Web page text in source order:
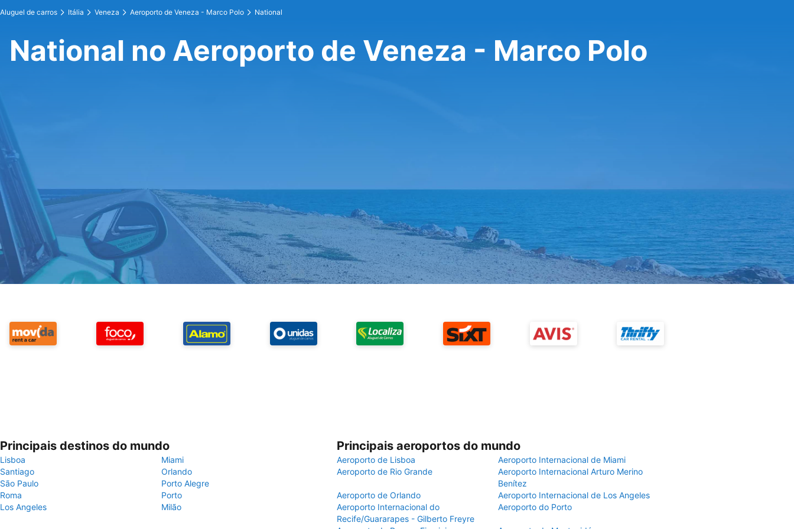
Aluguel de carros Itália Veneza Aeroporto de Veneza - Marco Polo National
National no Aeroporto de Veneza - Marco Polo
Principais destinos do mundo
Lisboa
Miami
Santiago
Orlando
São Paulo
Porto Alegre
Roma
Porto
Los Angeles
Milão
Principais aeroportos do mundo
Aeroporto de Lisboa
Aeroporto Internacional de Miami
Aeroporto de Rio Grande
Aeroporto Internacional Arturo Merino
Benítez
Aeroporto de Orlando
Aeroporto Internacional de Los Angeles
Aeroporto Internacional do
Recife/Guararapes - Gilberto Freyre
Aeroporto do Porto